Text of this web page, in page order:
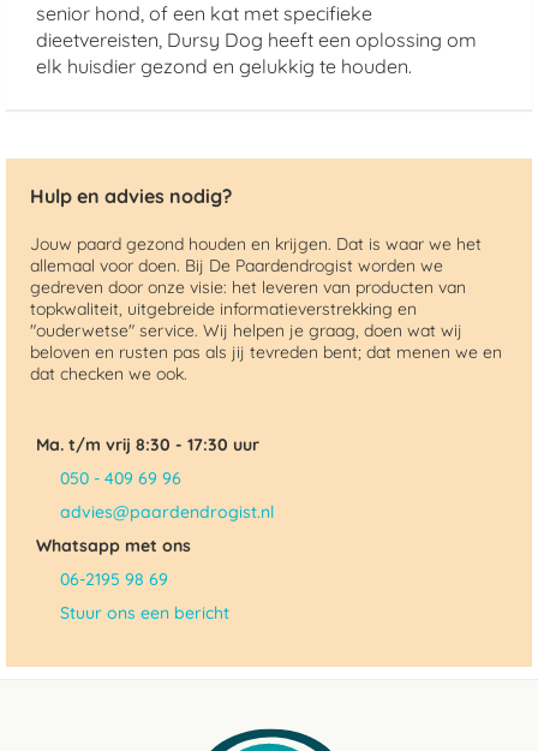
senior hond, of een kat met specifieke
dieetvereisten, Dursy Dog heeft een oplossing om
elk huisdier gezond en gelukkig te houden.
Hulp en advies nodig?
Jouw paard gezond houden en krijgen. Dat is waar we het
allemaal voor doen. Bij De Paardendrogist worden we
gedreven door onze visie: het leveren van producten van
topkwaliteit, uitgebreide informatieverstrekking en
"ouderwetse" service. Wij helpen je graag, doen wat wij
beloven en rusten pas als jij tevreden bent; dat menen we en
dat checken we ook.
Ma. t/m vrij 8:30 - 17:30 uur
050 - 409 69 96
advies@paardendrogist.nl
Whatsapp met ons
06-2195 98 69
Stuur ons een bericht